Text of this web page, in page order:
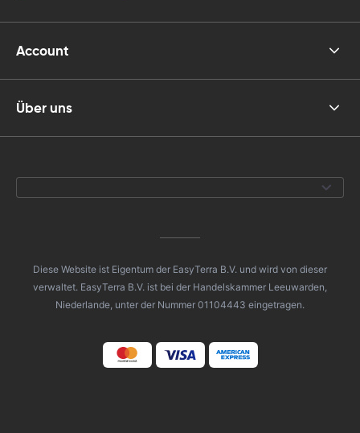
Account
Über uns
Diese Website ist Eigentum der EasyTerra B.V. und wird von dieser
verwaltet. EasyTerra B.V. ist bei der Handelskammer Leeuwarden,
Niederlande, unter der Nummer 01104443 eingetragen.